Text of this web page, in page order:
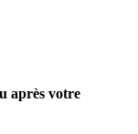
après votre